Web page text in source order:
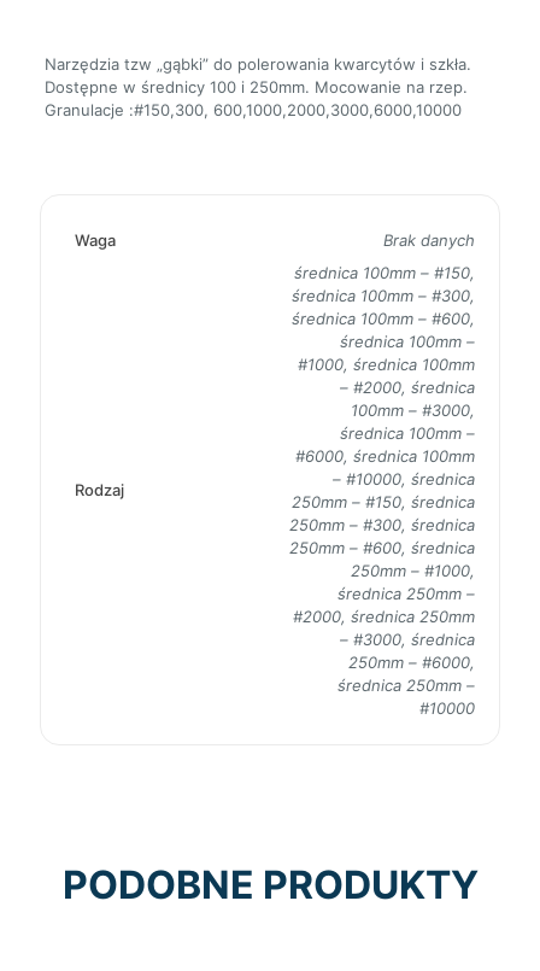
Narzędzia tzw „gąbki” do polerowania kwarcytów i szkła.
Dostępne w średnicy 100 i 250mm. Mocowanie na rzep.
Granulacje :#150,300, 600,1000,2000,3000,6000,10000
Waga Brak danych
Rodzaj
średnica 100mm – #150,
średnica 100mm – #300,
średnica 100mm – #600,
średnica 100mm –
#1000, średnica 100mm
– #2000, średnica
100mm – #3000,
średnica 100mm –
#6000, średnica 100mm
– #10000, średnica
250mm – #150, średnica
250mm – #300, średnica
250mm – #600, średnica
250mm – #1000,
średnica 250mm –
#2000, średnica 250mm
– #3000, średnica
250mm – #6000,
średnica 250mm –
#10000
PODOBNE PRODUKTY